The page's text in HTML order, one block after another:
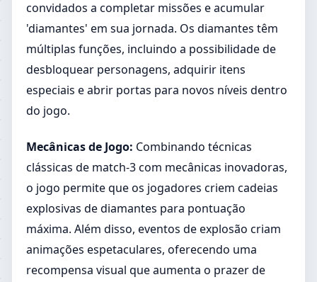
convidados a completar missões e acumular
'diamantes' em sua jornada. Os diamantes têm
múltiplas funções, incluindo a possibilidade de
desbloquear personagens, adquirir itens
especiais e abrir portas para novos níveis dentro
do jogo.
Mecânicas de Jogo: Combinando técnicas
clássicas de match-3 com mecânicas inovadoras,
o jogo permite que os jogadores criem cadeias
explosivas de diamantes para pontuação
máxima. Além disso, eventos de explosão criam
animações espetaculares, oferecendo uma
recompensa visual que aumenta o prazer de